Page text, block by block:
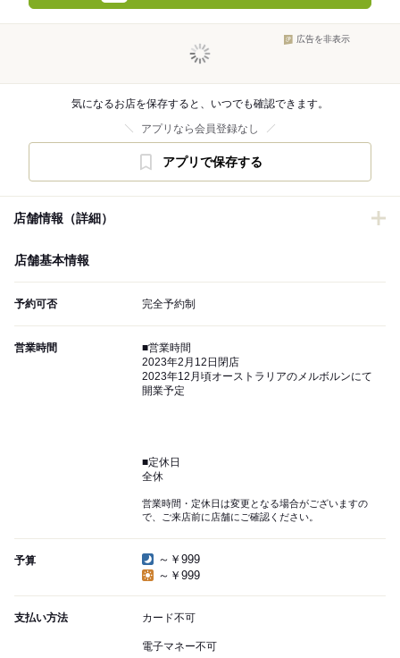
広告を非表示
気になるお店を保存すると、いつでも確認できます。
アプリなら会員登録なし
アプリで保存する
店舗情報（詳細）
店舗基本情報
予約可否 完全予約制
営業時間
■営業時間
2023年2月12日閉店
2023年12月頃オーストラリアのメルボルンにて
開業予定
■定休日
全休
営業時間・定休日は変更となる場合がございますの
で、ご来店前に店舗にご確認ください。
予算
～￥999
～￥999
支払い方法 カード不可
電子マネー不可